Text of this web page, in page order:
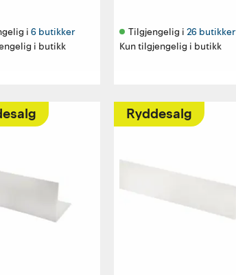
i 6 butikker
i butikk
Tilgjengelig i 26 butikker
Kun tilgjengelig i butikk
Ryddesalg